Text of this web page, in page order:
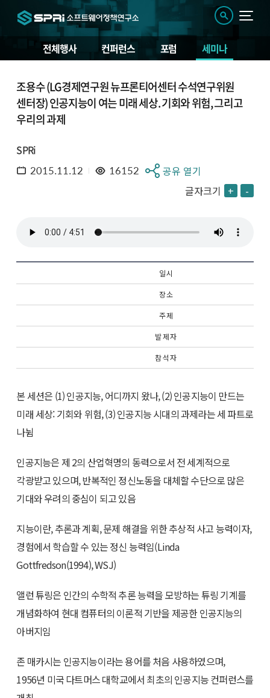
전체행사 컨퍼런스 포럼 세미나
조용수 (LG경제연구원 뉴프론티어센터 수석연구위원
센터장) 인공지능이 여는 미래 세상. 기회와 위험, 그리고
우리의 과제
SPRi
2015.11.12 16152
공유 열기
글자크기 + -
일 시
장 소
주 제
발 제 자
참 석 자
본 세션은 (1) 인공지능, 어디까지 왔나, (2) 인공지능이 만드는
미래 세상: 기회와 위험, (3) 인공지능 시대의 과제라는 세 파트로
나뉨
인공지능은 제 2의 산업혁명의 동력으로서 전 세계적으로
각광받고 있으며, 반복적인 정신노동을 대체할 수단으로 많은
기대와 우려의 중심이 되고 있음
지능이란, 추론과 계획, 문제 해결을 위한 추상적 사고 능력이자,
경험에서 학습할 수 있는 정신 능력임(Linda
Gottfredson(1994), WSJ)
앨런 튜링은 인간의 수학적 추론 능력을 모방하는 튜링 기계를
개념화하여 현대 컴퓨터의 이론적 기반을 제공한 인공지능의
아버지임
존 매카시는 인공지능이라는 용어를 처음 사용하였으며,
1956년 미국 다트머스 대학교에서 최초의 인공지능 컨퍼런스를